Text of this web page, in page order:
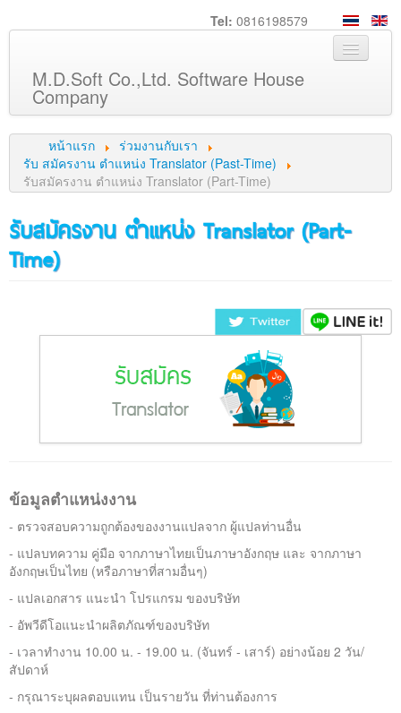
Tel: 0816198579
M.D.Soft Co.,Ltd. Software House
Company
หน้าหลัก
เกี่ยวกับเรา
บริการ
สินค้า
ความรู้
หน้าแรก
ร่วมงานกับเรา
รับ สมัครงาน ตำแหน่ง Translator (Past-Time)
รับสมัครงาน ตำแหน่ง Translator (Part-Time)
รับสมัครงาน ตำแหน่ง Translator (Part-
Time)
ข้อมูลตำแหน่งงาน
- ตรวจสอบความถูกต้องของงานแปลจาก ผู้แปลท่านอื่น
- แปลบทความ คู่มือ จากภาษาไทยเป็นภาษาอังกฤษ และ จากภาษา
อังกฤษเป็นไทย (หรือภาษาที่สามอื่นๆ)
- แปลเอกสาร แนะนำ โปรแกรม ของบริษัท
- อัพวีดีโอแนะนำผลิตภัณฑ์ของบริษัท
- เวลาทำงาน 10.00 น. - 19.00 น. (จันทร์ - เสาร์) อย่างน้อย 2 วัน/
สัปดาห์
- กรุณาระบุผลตอบแทน เป็นรายวัน ที่ท่านต้องการ